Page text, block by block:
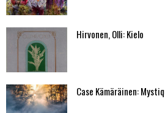
Hirvonen, Olli: Kielo
Case Kämäräinen: